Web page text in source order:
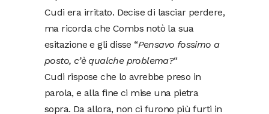
Cudi era irritato. Decise di lasciar perdere,
ma ricorda che Combs notò la sua
esitazione e gli disse “Pensavo fossimo a
posto, c’è qualche problema?“
Cudi rispose che lo avrebbe preso in
parola, e alla fine ci mise una pietra
sopra. Da allora, non ci furono più furti in